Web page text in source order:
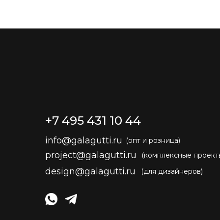
(для дизайнеров)
design@galagutti.ru
(комплексные
project@galagutti.ru
(опт и розница)
info@galagutti.ru
+7 495 431 10 44